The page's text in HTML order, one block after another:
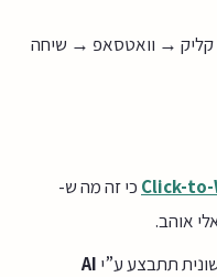
קליק → וואטסאפ → שיחה
Click-to- כי זה מה ש-
תתבצע ע”י AI